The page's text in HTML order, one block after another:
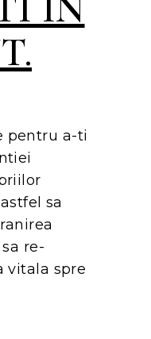
pentru a-ti
sa
re-
vitala spre